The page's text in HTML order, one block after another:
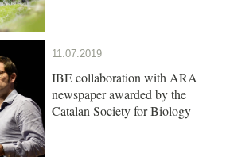
11.07.2019
IBE collaboration with ARA
newspaper awarded by the
Catalan Society for Biology